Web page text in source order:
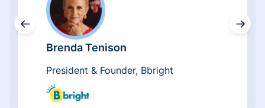
←
Brenda Tenison
President & Founder, Bbright
→